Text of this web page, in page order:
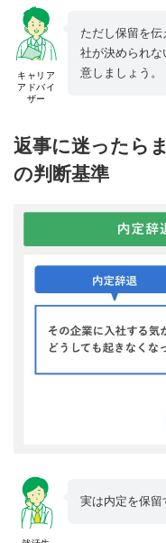
キャリア
アドバイ
ザー
ただし保留を
社が決められな
意しましょう。
返事に迷ったら
の判断基準
実は内定を保留